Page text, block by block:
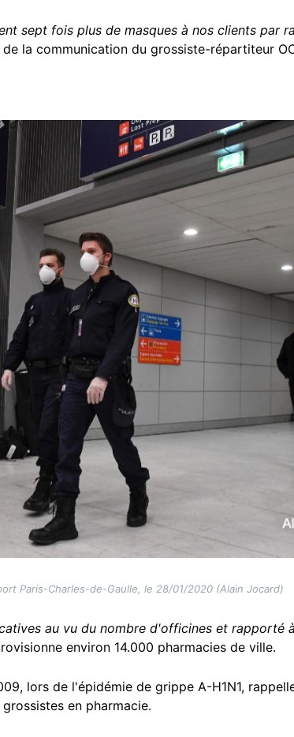
sept fois plus de masques à nos clients par
la communication du grossiste-répartiteur
Paris-Charles-de-Gaulle, le 28/01/2020 (Alain Jocard)
au vu du nombre d'officines et rapporté
environ 14.000 pharmacies de ville.
lors de l'épidémie de grippe A-H1N1,
en pharmacie.